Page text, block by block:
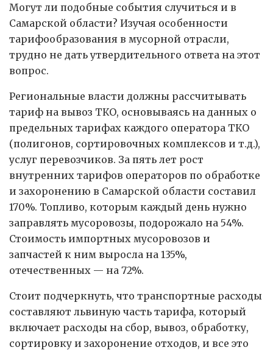
Могут ли подобные события случиться и в
Самарской области? Изучая особенности
тарифообразования в мусорной отрасли,
трудно не дать утвердительного ответа на этот
вопрос.
Региональные власти должны рассчитывать
тариф на вывоз ТКО, основываясь на данных о
предельных тарифах каждого оператора ТКО
(полигонов, сортировочных комплексов и т.д.),
услуг перевозчиков. За пять лет рост
внутренних тарифов операторов по обработке
и захоронению в Самарской области составил
170%. Топливо, которым каждый день нужно
заправлять мусоровозы, подорожало на 54%.
Стоимость импортных мусоровозов и
запчастей к ним выросла на 135%,
отечественных — на 72%.
Стоит подчеркнуть, что транспортные расходы
составляют львиную часть тарифа, который
включает расходы на сбор, вывоз, обработку,
сортировку и захоронение отходов, и все это